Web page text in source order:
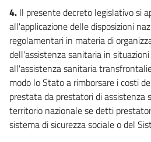
4. Il presente decreto legislativo si
all'applicazione delle disposizioni
regolamentari in materia di
dell'assistenza sanitaria in
all'assistenza sanitaria
modo lo Stato a rimborsare i costi
prestata da prestatori di assistenza
territorio nazionale se detti
sistema di sicurezza sociale o del